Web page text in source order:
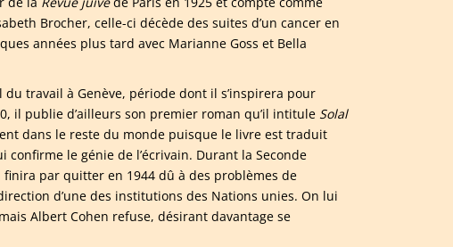
Brocher, celle-ci décède des suites d’un cancer en
années plus tard avec Marianne Goss et Bella
travail à Genève, période dont il s’inspirera pour
il publie d’ailleurs son premier roman qu’il intitule Solal
dans le reste du monde puisque le livre est traduit
confirme le génie de l’écrivain. Durant la Seconde
finira par quitter en 1944 dû à des problèmes de
d’une des institutions des Nations unies. On lui
Albert Cohen refuse, désirant davantage se